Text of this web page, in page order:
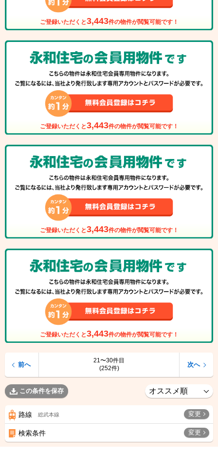
ご登録いただくと3,443件の物件が閲覧可能です！
ご登録いただくと3,443件の物件が閲覧可能です！
ご登録いただくと3,443件の物件が閲覧可能です！
ご登録いただくと3,443件の物件が閲覧可能です！
21〜30件目
(252件)
前へ 次へ
この条件を保存
路線 総武本線 変更
検索条件 変更